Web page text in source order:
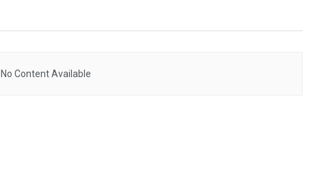
No Content Available